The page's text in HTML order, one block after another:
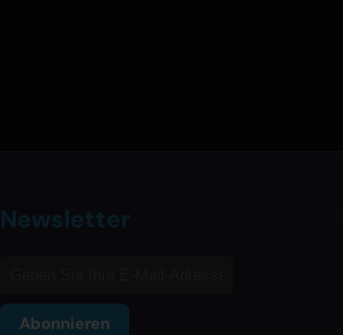
Newsletter
Abonnieren